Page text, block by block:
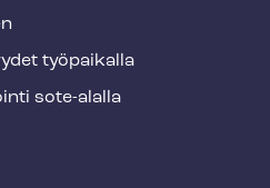
työpaikalla
sote-alalla